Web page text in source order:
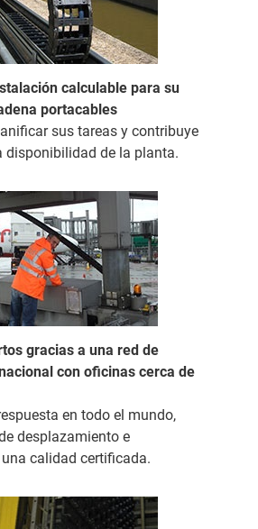
calculable para su
portacables
sus tareas y contribuye
disponibilidad de la planta.
gracias a una red de
con oficinas cerca de
en todo el mundo,
desplazamiento e
calidad certificada.